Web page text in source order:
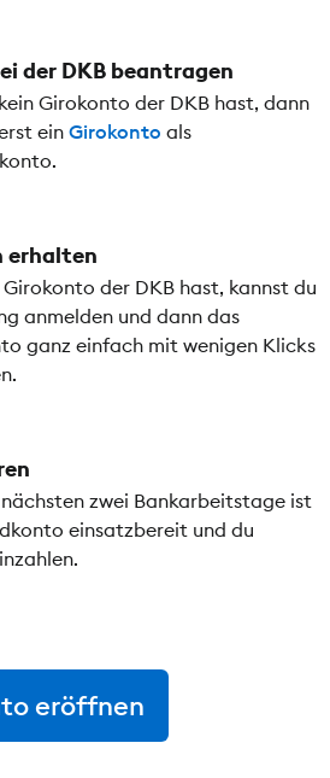
der DKB beantragen
Girokonto der DKB hast, dann
ein Girokonto als
erhalten
der DKB hast, kannst du
anmelden und dann das
ganz einfach mit wenigen Klicks
zwei Bankarbeitstage ist
einsatzbereit und du
eröffnen